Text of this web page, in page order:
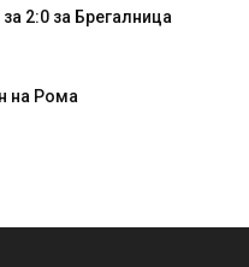
за 2:0 за Брегалница
на Рома